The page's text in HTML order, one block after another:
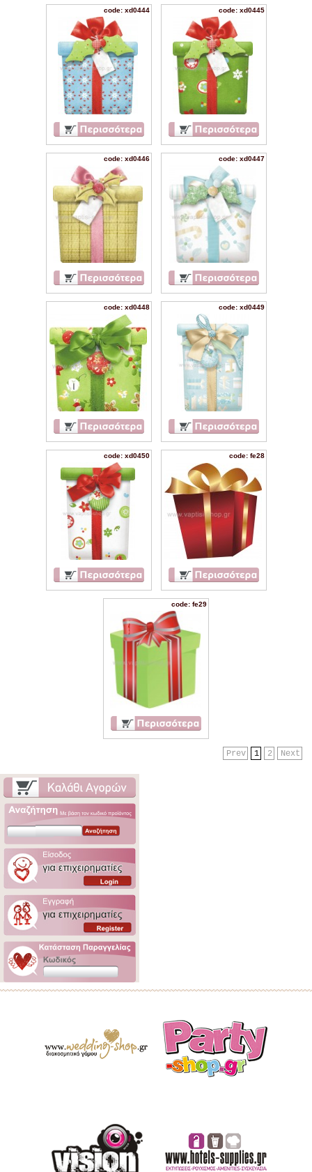
code: xd0444 code: xd0445
code: xd0446 code: xd0447
code: xd0448 code: xd0449
code: xd0450 code: fe28
code: fe29
Next
2
1
Prev